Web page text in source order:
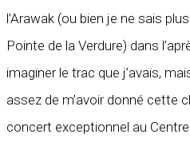
l’Arawak (ou bien je ne sais
Pointe de la Verdure) dans
imaginer le trac que j’avais,
assez de m’avoir donné cette
concert exceptionnel au